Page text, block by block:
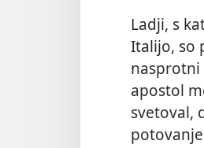
Ladji, s
Italijo, so
nasprotni
apostol
svetoval,